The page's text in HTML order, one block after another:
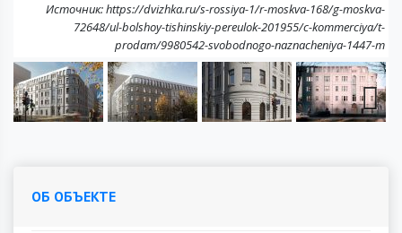
Источник: https://dvizhka.ru/s-rossiya-1/r-moskva-168/g-moskva-
72648/ul-bolshoy-tishinskiy-pereulok-201955/c-kommerciya/t-
prodam/9980542-svobodnogo-naznacheniya-1447-m
ОБ ОБЪЕКТЕ